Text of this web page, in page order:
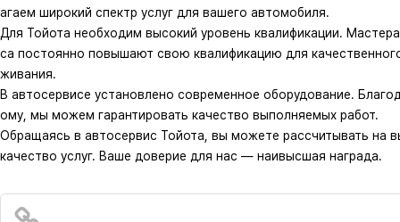
агаем широкий спектр услуг для вашего автомобиля.
Для Тойота необходим высокий уровень квалификации.
са постоянно повышают свою квалификацию для
живания.
В автосервисе установлено современное оборудование.
ому, мы можем гарантировать качество выполняемых работ.
Обращаясь в автосервис Тойота, вы можете рассчитывать на
качество услуг. Ваше доверие для нас — наивысшая награда.